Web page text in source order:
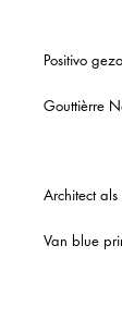
Positivo
Gouttièrre
Architect
Van blue